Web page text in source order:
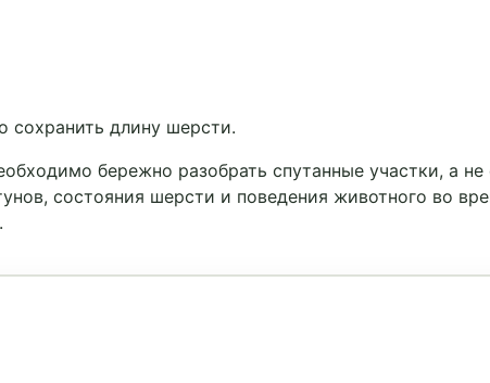
сохранить длину шерсти.
бережно разобрать спутанные участки, а не
состояния шерсти и поведения животного во